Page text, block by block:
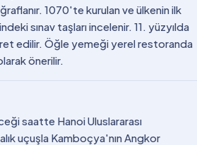
1070'te kurulan ve ülkenin ilk
sınav taşları incelenir. 11. yüzyılda
edilir. Öğle yemeği yerel restoranda
önerilir.
saatte Hanoi Uluslararası
uçuşla Kamboçya'nın Angkor